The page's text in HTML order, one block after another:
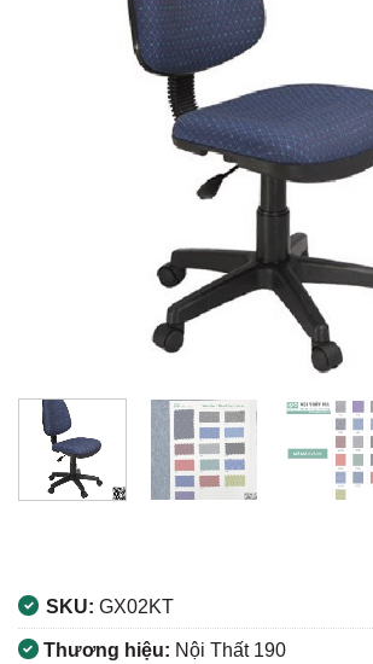
SKU: GX02KT
Thương hiệu: Nội Thất 190